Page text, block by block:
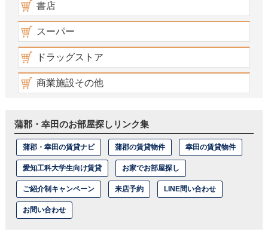
書店
スーパー
ドラッグストア
商業施設その他
蒲郡・幸田のお部屋探しリンク集
蒲郡・幸田の賃貸ナビ 蒲郡の賃貸物件 幸田の賃貸物件
愛知工科大学生向け賃貸 お家でお部屋探し
ご紹介制キャンペーン 来店予約 LINE問い合わせ
お問い合わせ